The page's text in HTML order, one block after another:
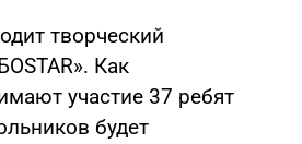
творческий
Как
участие 37 ребят
будет